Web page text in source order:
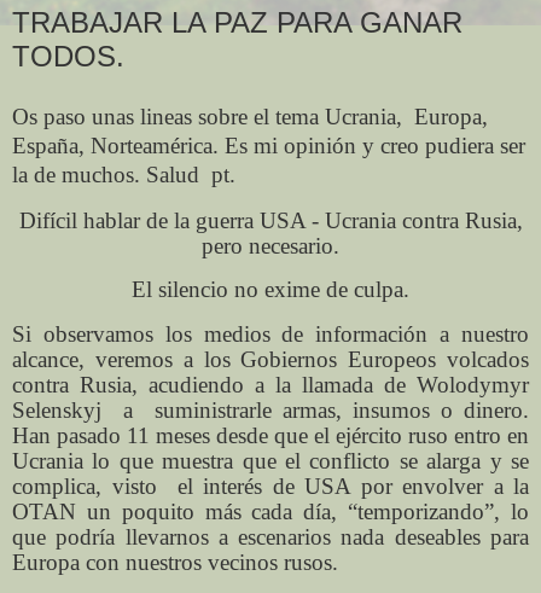
TRABAJAR LA PAZ PARA GANAR
TODOS.
Os paso unas lineas sobre el tema Ucrania, Europa,
España, Norteamérica. Es mi opinión y creo pudiera ser
la de muchos. Salud pt.
Difícil hablar de la guerra USA - Ucrania contra Rusia,
pero necesario.
El silencio no exime de culpa.
Si observamos los medios de información a nuestro
alcance, veremos a los Gobiernos Europeos volcados
contra Rusia, acudiendo a la llamada de Wolodymyr
Selenskyj
a
suministrarle armas, insumos o dinero.
Han pasado 11 meses desde que el ejército ruso entro en
Ucrania lo que muestra que el conflicto se alarga y se
complica, visto
el interés de USA por envolver a la
OTAN un poquito más cada día, “temporizando”, lo
que podría llevarnos a escenarios nada deseables para
Europa con nuestros vecinos rusos.